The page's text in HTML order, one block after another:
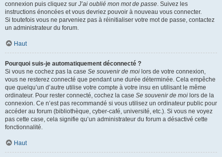
connexion puis cliquez sur J’ai oublié mon mot de passe. Suivez les
instructions énoncées et vous devriez pouvoir à nouveau vous connecter.
Si toutefois vous ne parveniez pas à réinitialiser votre mot de passe, contactez
un administrateur du forum.
Haut
Pourquoi suis-je automatiquement déconnecté ?
Si vous ne cochez pas la case Se souvenir de moi lors de votre connexion,
vous ne resterez connecté que pendant une durée déterminée. Cela empêche
que quelqu’un d’autre utilise votre compte à votre insu en utilisant le même
ordinateur. Pour rester connecté, cochez la case Se souvenir de moi lors de la
connexion. Ce n’est pas recommandé si vous utilisez un ordinateur public pour
accéder au forum (bibliothèque, cyber-café, université, etc.). Si vous ne voyez
pas cette case, cela signifie qu’un administrateur du forum a désactivé cette
fonctionnalité.
Haut